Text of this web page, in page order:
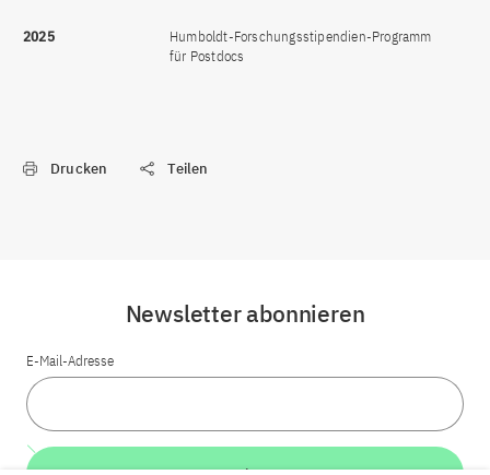
2025
Humboldt-Forschungsstipendien-Programm
für Postdocs
Drucken Teilen
Newsletter abonnieren
E-Mail-Adresse